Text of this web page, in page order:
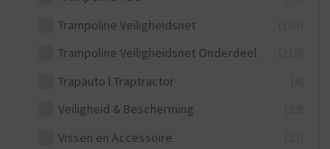
Trampoline Veiligheidsnet
Trampoline Veiligheidsnet Onderdeel
Trapauto l Traptractor
Veiligheid & Bescherming
Vissen en Accessoire